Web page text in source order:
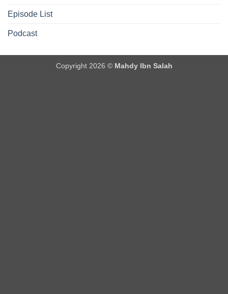
Episode List
Podcast
Copyright 2026 © Mahdy Ibn Salah